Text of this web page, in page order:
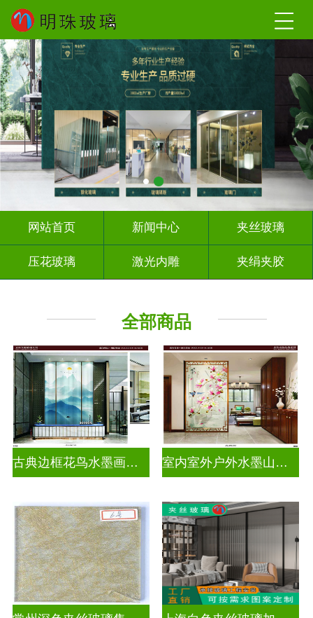
网站首页 新闻中心 夹丝玻璃
压花玻璃 激光内雕 夹绢夹胶
全部商品
古典边框花鸟水墨画玻璃 室内室外户外水墨山水画玻璃